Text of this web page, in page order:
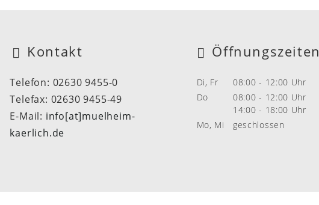
Kontakt
Telefon: 02630 9455-0
Telefax: 02630 9455-49
E-Mail: info[at]muelheim-
kaerlich.de
Öffnungszeiten
Di, Fr
08:00 - 12:00 Uhr
Do
08:00 - 12:00 Uhr
14:00 - 18:00 Uhr
Mo, Mi
geschlossen